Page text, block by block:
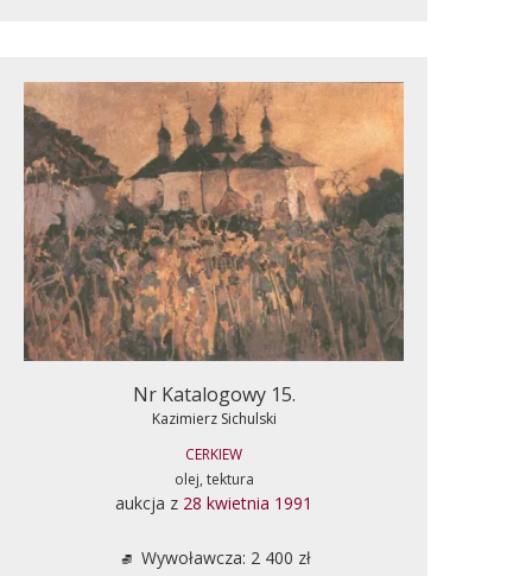
Nr Katalogowy 15.
Kazimierz Sichulski
CERKIEW
olej, tektura
aukcja z 28 kwietnia 1991
Wywoławcza: 2 400 zł